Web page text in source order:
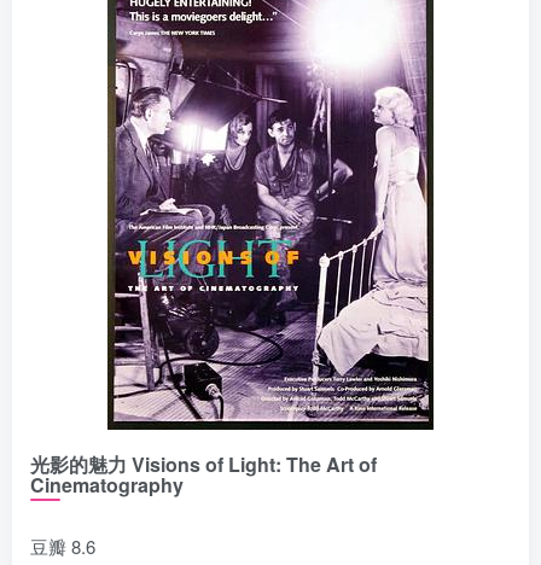
光影的魅力 Visions of Light: The Art of
Cinematography
豆瓣 8.6